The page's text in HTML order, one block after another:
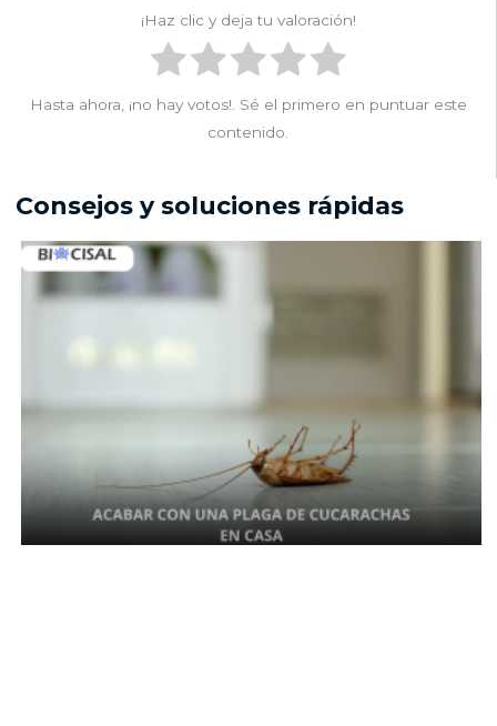
¡Haz clic y deja tu valoración!
Hasta ahora, ¡no hay votos!. Sé el primero en puntuar este
contenido.
Consejos y soluciones rápidas